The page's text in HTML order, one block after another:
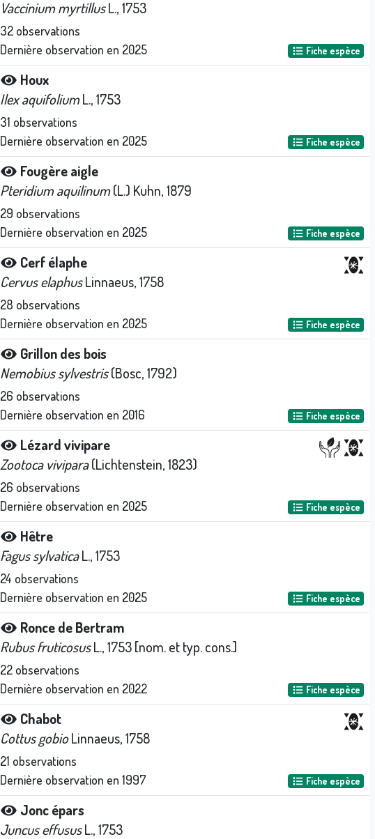
Vaccinium myrtillusL., 1753
32 observations
Dernière observation en 2025 Fiche espèce
Houx
Ilex aquifoliumL., 1753
31 observations
Dernière observation en 2025 Fiche espèce
Fougère aigle
Pteridium aquilinum(L.) Kuhn, 1879
29 observations
Dernière observation en 2025 Fiche espèce
Cerf élaphe
Cervus elaphusLinnaeus, 1758
28 observations
Dernière observation en 2025 Fiche espèce
Grillon des bois
Nemobius sylvestris(Bosc, 1792)
26 observations
Dernière observation en 2016 Fiche espèce
Lézard vivipare
Zootoca vivipara(Lichtenstein, 1823)
26 observations
Dernière observation en 2025 Fiche espèce
Hêtre
Fagus sylvaticaL., 1753
24 observations
Dernière observation en 2025 Fiche espèce
Ronce de Bertram
Rubus fruticosusL., 1753 [nom. et typ. cons.]
22 observations
Dernière observation en 2022 Fiche espèce
Chabot
Cottus gobioLinnaeus, 1758
21 observations
Dernière observation en 1997 Fiche espèce
Jonc épars
Juncus effususL., 1753